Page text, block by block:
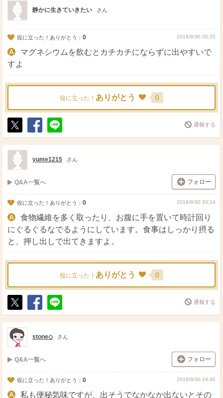
ト
静かに生きていきたい さん
役に立った！ありがとう： 0 2018/9/30 20:25
マグネシウムを飲むとカチカチにならずに出やすいで
すよ
役に立った！ ありがとう 0
ポ
ス
ト
シ
ェ
送
る
通報する
yume1215 さん
Q&A一覧へ フォロー
役に立った！ありがとう： 0 2018/9/30 20:14
食物繊維を多く取ったり、お腹に手を置いて時計回り
にぐるぐるなでるようにしています。食事はしっかり摂る
と、押し出しで出てきますよ。
役に立った！ ありがとう 0
ポ
ス
ト
シ
ェ
送
る
通報する
stone◇ さん
Q&A一覧へ フォロー
役に立った！ありがとう： 0 2018/9/30 19:40
私も便秘気味ですが、出そうでなかなか出ないとその